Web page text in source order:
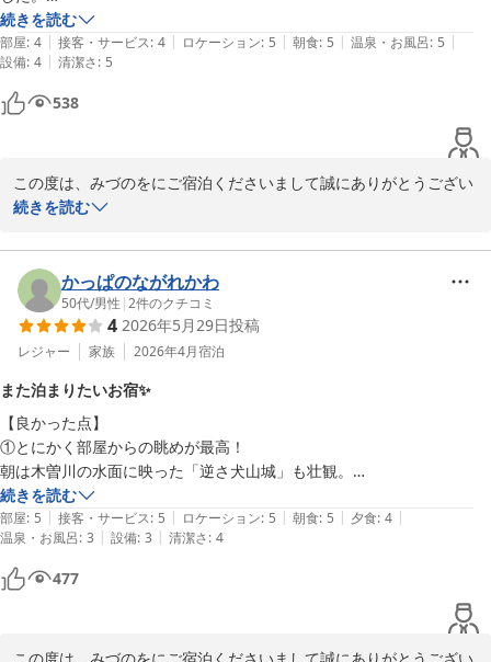
施設は古いものの、掃除も行き届いており、温泉も朝食も素晴らしく、
贅沢な体験となりました。
友人と2人で大満足な1日でした。
また、ぜひ泊まりに来たいです！
続きを読む
部屋: 4 | 接客・サービス: 4 | ロケーション: 5 | 朝食: 5 | 温泉・お風呂: 5 |
設備: 4 | 清潔さ: 5
538
この度は、みづのをにご宿泊くださいまして誠にありがとうござい
ました
「施設は古くとも清掃が行き届いている」と頂いたお言葉が清掃ス
タッフに、とても励みとなります
また、温泉と朝食もお気に召していただけたお様子が伺え、大変嬉
しく拝読いたしました
ご一緒されたご友人とのご旅行がとても満足していただけた思い出
-hisa様のまたのお越しを心からお待ち申し上げております
みづのを　支配人
犬山温泉 旬樹庵 八勝閣みづのを
2026-06-10
続きを読む
かっぱのながれかわ
50代/男性 |2件のクチコミ
4 2026年5月29日投稿
レジャー 家族 2026年4月宿泊
また泊まりたいお宿✨
【良かった点】
①とにかく部屋からの眺めが最高！
朝は木曽川の水面に映った「逆さ犬山城」も壮観。
②お部屋：すべて大変清潔で、気持ちよく過ごすことができた。温泉用
のタオル等を入れる麻袋風バッグもあり、気が利いていて私はコレが結
構気に入った。
友人家族（3人）の部屋がとても広く、ベットと布団のある、これまた
続きを読む
部屋: 5 | 接客・サービス: 5 | ロケーション: 5 | 朝食: 5 | 夕食: 4 |
温泉・お風呂: 3 | 設備: 3 | 清潔さ: 4
477